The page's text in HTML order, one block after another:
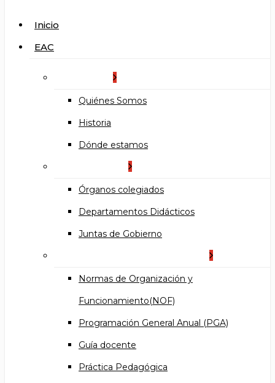
search
Menu
Inicio
EAC
Quiénes Somos
Historia
Dónde estamos
Órganos colegiados
Departamentos Didácticos
Juntas de Gobierno
Normas de Organización y
Funcionamiento(NOF)
Programación General Anual (PGA)
Guía docente
Práctica Pedagógica